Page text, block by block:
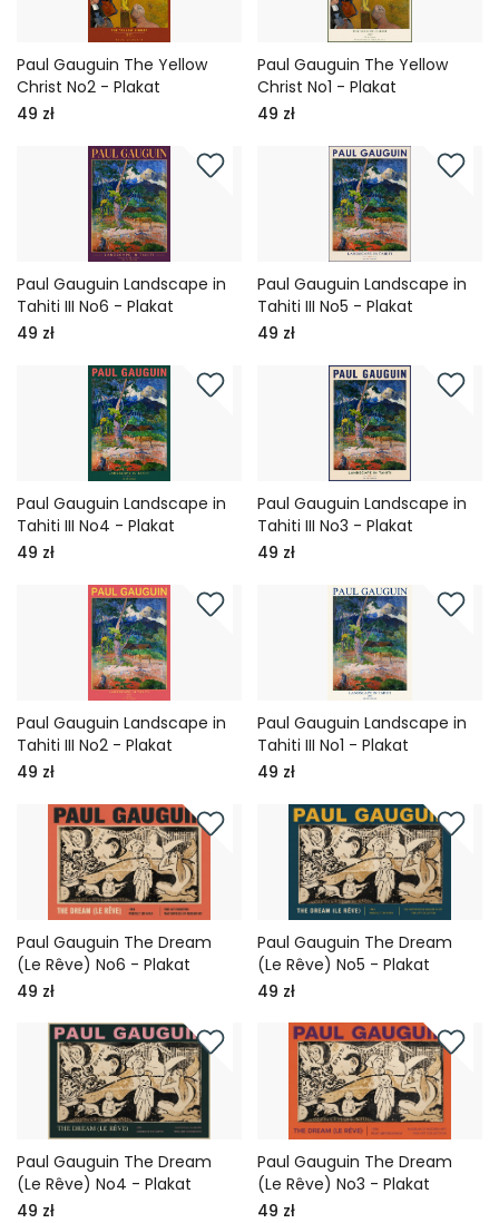
Paul Gauguin The Yellow
Christ No2 - Plakat
49 zł
Paul Gauguin The Yellow
Christ No1 - Plakat
49 zł
Paul Gauguin Landscape in
Tahiti III No6 - Plakat
49 zł
Paul Gauguin Landscape in
Tahiti III No5 - Plakat
49 zł
Paul Gauguin Landscape in
Tahiti III No4 - Plakat
49 zł
Paul Gauguin Landscape in
Tahiti III No3 - Plakat
49 zł
Paul Gauguin Landscape in
Tahiti III No2 - Plakat
49 zł
Paul Gauguin Landscape in
Tahiti III No1 - Plakat
49 zł
Paul Gauguin The Dream
(Le Rêve) No6 - Plakat
49 zł
Paul Gauguin The Dream
(Le Rêve) No5 - Plakat
49 zł
Paul Gauguin The Dream
(Le Rêve) No4 - Plakat
49 zł
Paul Gauguin The Dream
(Le Rêve) No3 - Plakat
49 zł